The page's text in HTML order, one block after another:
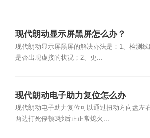
现代朗动显示屏黑屏怎么办？
现代朗动显示屏黑屏的解决办法是：1、检测线
是否出现虚接的状况；2、更...
现代朗动电子助力复位怎么办
现代朗动电子助力复位可以通过扭动方向盘左
两边打死停顿3秒后正正常熄火...